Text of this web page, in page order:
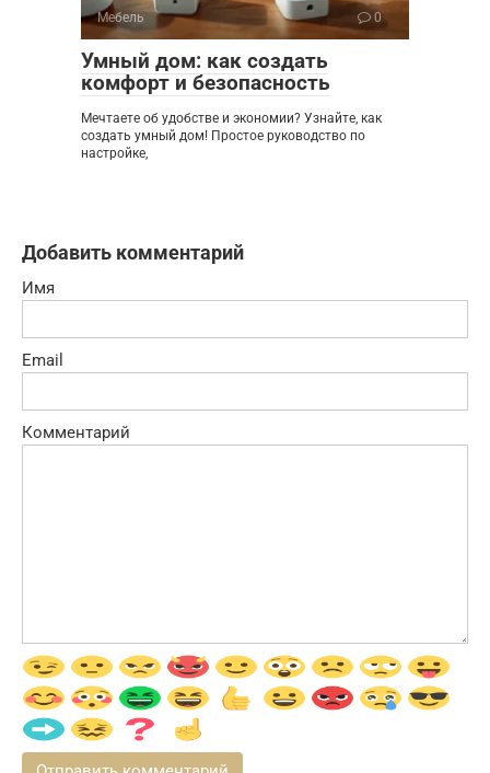
Мебель 0
Умный дом: как создать
комфорт и безопасность
Мечтаете об удобстве и экономии? Узнайте, как
создать умный дом! Простое руководство по
настройке,
Добавить комментарий
Имя
Email
Комментарий